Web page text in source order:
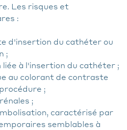
Les risques et
:
d'insertion du cathéter ou
;
à l'insertion du cathéter ;
au colorant de contraste
;
;
caractérisé par
semblables à